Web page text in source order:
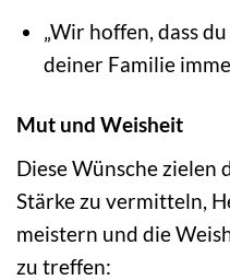
„Wir hoffen, dass
deiner Familie
Mut und Weisheit
Diese Wünsche zielen
Stärke zu vermitteln,
meistern und die
zu treffen: